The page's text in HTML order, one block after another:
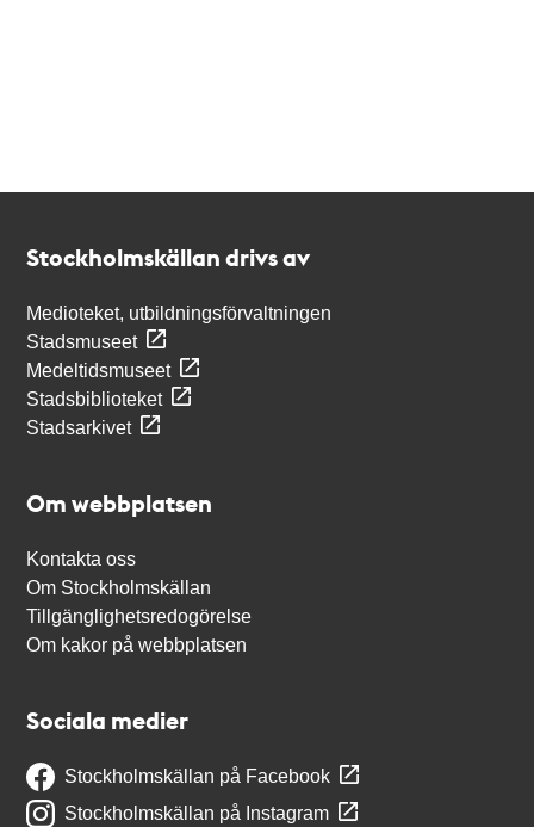
Stockholmskällan drivs av
Medioteket, utbildningsförvaltningen
Stadsmuseet
Medeltidsmuseet
Stadsbiblioteket
Stadsarkivet
Om webbplatsen
Kontakta oss
Om Stockholmskällan
Tillgänglighetsredogörelse
Om kakor på webbplatsen
Sociala medier
Stockholmskällan på Facebook
Stockholmskällan på Instagram